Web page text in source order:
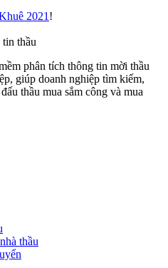
2021 !
tin thầu
phân tích thông tin mời thầu
giúp doanh nghiệp tìm kiếm,
thầu mua sắm công và mua
thầu